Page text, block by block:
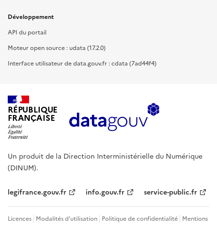
Développement
API du portail
Moteur open source : udata (17.2.0)
Interface utilisateur de data.gouv.fr : cdata (7ad44f4)
RÉPUBLIQUE
FRANÇAISE
Un produit de la Direction Interministérielle du Numérique
(DINUM).
legifrance.gouv.fr info.gouv.fr service-public.fr
Licences Modalités d'utilisation Politique de confidentialité Mentions